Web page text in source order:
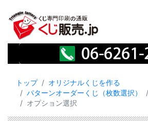
トップ
オリジナルくじを作る
パターンオーダーくじ（枚数選択）
オプション選択